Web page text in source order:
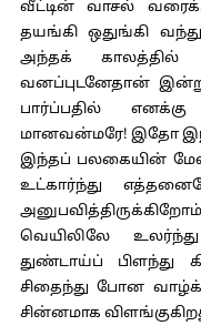
வீட்டின் வாசல்
தயங்கி ஒதுங்கி
அந்தக் காலத்தில்
வனப்புடனேதான்
பார்ப்பதில்
மானவன்மரே! இதோ
இந்தப் பலகையின்
உட்கார்ந்து
வெயிலிலே
துண்டாய்ப் பிளந்து
சிதைந்து போன
சின்னமாக